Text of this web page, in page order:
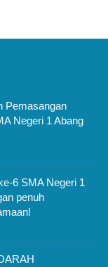
Pemasangan
Negeri 1 Abang
6 SMA Negeri 1
penuh